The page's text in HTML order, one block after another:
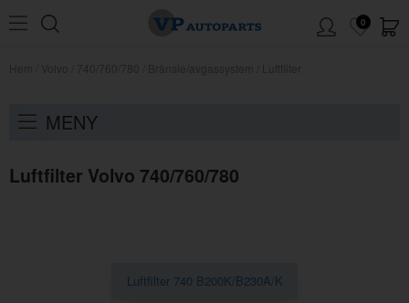
0
MENY
Luftfilter Volvo 740/760/780
Luftfilter 740 B200K/B230A/K